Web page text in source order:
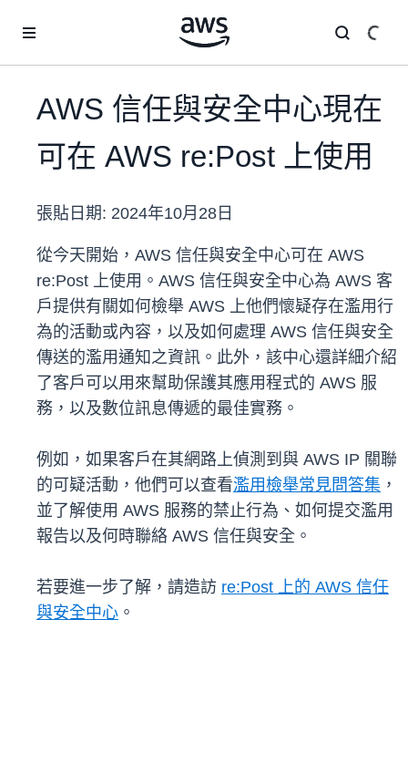
AWS 信任與安全中心現在
可在 AWS re:Post 上使用
張貼日期: 2024年10月28日
從今天開始，AWS 信任與安全中心可在 AWS
re:Post 上使用。AWS 信任與安全中心為 AWS 客
戶提供有關如何檢舉 AWS 上他們懷疑存在濫用行
為的活動或內容，以及如何處理 AWS 信任與安全
傳送的濫用通知之資訊。此外，該中心還詳細介紹
了客戶可以用來幫助保護其應用程式的 AWS 服
務，以及數位訊息傳遞的最佳實務。
例如，如果客戶在其網路上偵測到與 AWS IP 關聯
的可疑活動，他們可以查看濫用檢舉常見問答集 ，
並了解使用 AWS 服務的禁止行為、如何提交濫用
報告以及何時聯絡 AWS 信任與安全。
若要進一步了解，請造訪 re:Post 上的 AWS 信任
與安全中心 。